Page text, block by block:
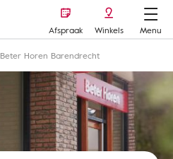
Afspraak Winkels
Menu
Beter Horen Barendrecht